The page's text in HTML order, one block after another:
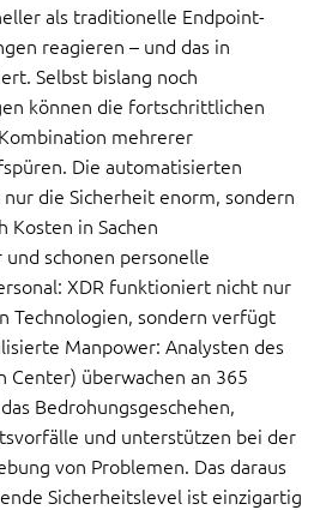
als traditionelle Endpoint-
reagieren – und das in
Selbst bislang noch
können die fortschrittlichen
mehrerer
Die automatisierten
die Sicherheit enorm, sondern
Kosten in Sachen
schonen personelle
XDR funktioniert nicht nur
Technologien, sondern verfügt
Manpower: Analysten des
Center) überwachen an 365
Bedrohungsgeschehen,
und unterstützen bei der
von Problemen. Das daraus
Sicherheitslevel ist einzigartig